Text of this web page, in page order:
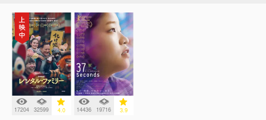
17204 32599 4.0 14436 19716 3.9